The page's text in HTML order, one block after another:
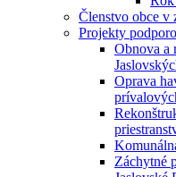
Členstvo obce v
Projekty
Obnova a
Oprava
Záchytné